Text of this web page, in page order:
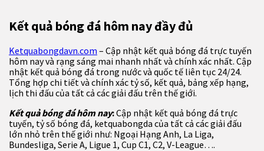
Kết quả bóng đá hôm nay đầy đủ
Ketquabongdavn.com – Cập nhật kết quả bóng đá trực tuyến
hôm nay và rạng sáng mai nhanh nhất và chính xác nhất. Cập
nhật kết quả bóng đá trong nước và quốc tế liên tục 24/24.
Tổng hợp chi tiết và chính xác tỷ số, kết quả, bảng xếp hạng,
lịch thi đấu của tất cả các giải đấu trên thế giới.
Kết quả bóng đá hôm nay:Cập nhật kết quả bóng đá trực
tuyến, tỷ số bóng đá, ketquabongda của tất cả các giải đấu
lớn nhỏ trên thế giới như: Ngoại Hạng Anh, La Liga,
Bundesliga, Serie A, Ligue 1, Cup C1, C2, V-League….